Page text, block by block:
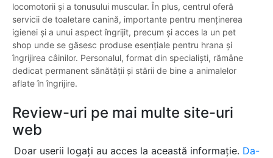
locomotorii și a tonusului muscular. În plus, centrul oferă
servicii de toaletare canină, importante pentru menținerea
igienei și a unui aspect îngrijit, precum și acces la un pet
shop unde se găsesc produse esențiale pentru hrana și
îngrijirea câinilor. Personalul, format din specialiști, rămâne
dedicat permanent sănătății și stării de bine a animalelor
aflate în îngrijire.
Review-uri pe mai multe site-uri
web
Doar userii logați au acces la această informație. Da-